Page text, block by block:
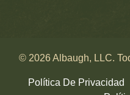
© 2026 Albaugh, LLC.
Política De Privacidad